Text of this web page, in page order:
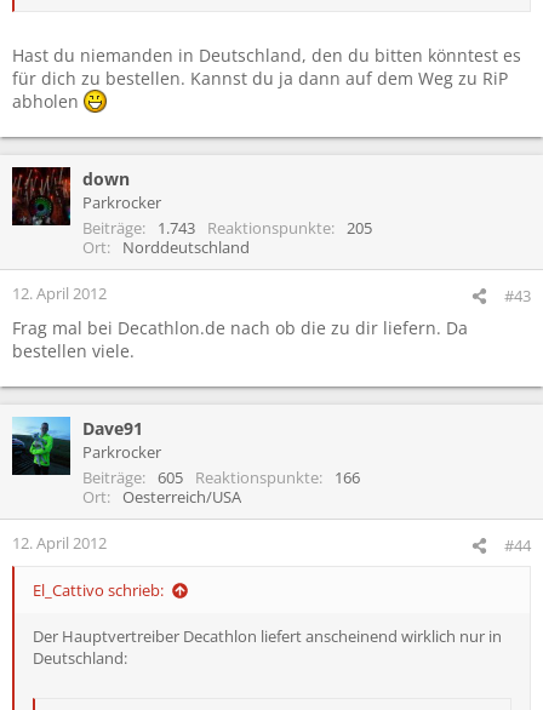
Hast du niemanden in Deutschland, den du bitten könntest es
für dich zu bestellen. Kannst du ja dann auf dem Weg zu RiP
abholen
down
Parkrocker
Beiträge
1.743 Reaktionspunkte
205
Ort
Norddeutschland
12. April 2012 #43
Frag mal bei Decathlon.de nach ob die zu dir liefern. Da
bestellen viele.
Dave91
Parkrocker
Beiträge
605 Reaktionspunkte
166
Ort
Oesterreich/USA
12. April 2012 #44
El_Cattivo schrieb:
Der Hauptvertreiber Decathlon liefert anscheinend wirklich nur in
Deutschland: